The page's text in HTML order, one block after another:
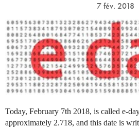
7 fév. 2018
Today, February 7th 2018, is called e-
approximately 2.718, and this date is